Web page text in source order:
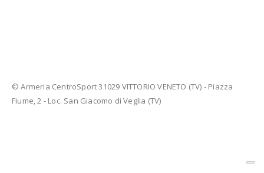
© Armeria CentroSport 31029 VITTORIO VENETO (TV) - Piazza
Fiume, 2 - Loc. San Giacomo di Veglia (TV)